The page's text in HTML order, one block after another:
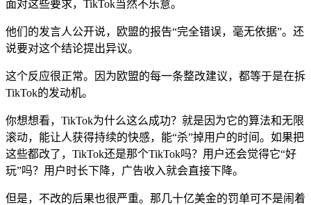
面对这些要求，TikTok当然不乐意。
他们的发言人公开说，欧盟的报告“完全错误，毫无依据”。还
说要对这个结论提出异议。
这个反应很正常。因为欧盟的每一条整改建议，都等于是在拆
TikTok的发动机。
你想想看，TikTok为什么这么成功？就是因为它的算法和无限
滚动，能让人获得持续的快感，能“杀”掉用户的时间。如果把
这些都改了，TikTok还是那个TikTok吗？用户还会觉得它“好
玩”吗？用户时长下降，广告收入就会直接下降。
但是，不改的后果也很严重。那几十亿美金的罚单可不是闹着